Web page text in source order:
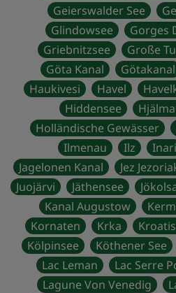
Geierswalder See
Glindowsee
Gorges
Griebnitzsee
Große
Göta Kanal
Götakanal
Haukivesi
Havel
Hiddensee
Holländische Gewässer
Ilmenau
Ilz Inari
Jagelonen Kanal
Jez
Juojärvi
Jäthensee
Kanal Augustow
Kornaten
Krka
Kölpinsee
Köthener See
Lac Leman
Lac Serre
Lagune Von Venedig